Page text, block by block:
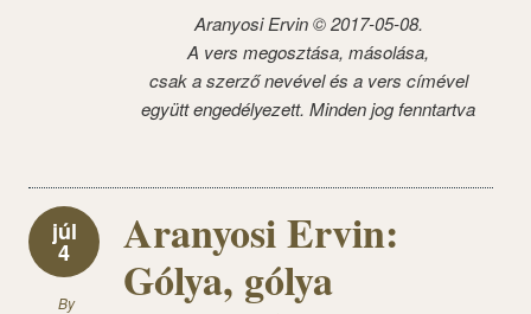
Aranyosi Ervin © 2017-05-08.
A vers megosztása, másolása,
csak a szerző nevével és a vers címével
együtt engedélyezett. Minden jog fenntartva
júl
4
By
Aranyosi Ervin:
Gólya, gólya